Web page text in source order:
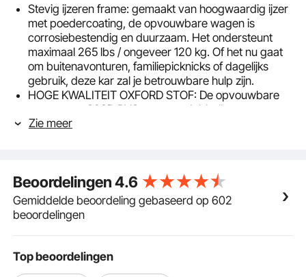
Stevig ijzeren frame: gemaakt van hoogwaardig ijzer
met poedercoating, de opvouwbare wagen is
corrosiebestendig en duurzaam. Het ondersteunt
maximaal 265 lbs / ongeveer 120 kg. Of het nu gaat
om buitenavonturen, familiepicknicks of dagelijks
gebruik, deze kar zal je betrouwbare hulp zijn.
HOGE KWALITEIT OXFORD STOF: De opvouwbare
wagen met 600D PVC gecoate dubbellaagse
Oxford-stof is waterdicht en vlekbestendig, waardoor
ontworpen voor alle terreinen en is voorzien van 5-
inch PVC-banden met 360°-lagers, zodat hij
gemakkelijk door zand, gras en oneffen oppervlakken
kan navigeren. Uitgerust met eentraps
betrouwbaarheid.
Gehumaniseerd handgreepontwerp: de handgreep
Zie meer
Beoordelingen4.6
Gemiddelde beoordeling gebaseerd op 602
beoordelingen
Top beoordelingen